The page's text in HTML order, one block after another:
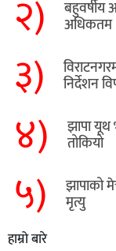
२) बहुवर्षीय
अधिकतम
३) निर्देशन
४) झापा यूथ
तोकियो
५) ​झापाको
मृत्यु
हाम्रो बारे